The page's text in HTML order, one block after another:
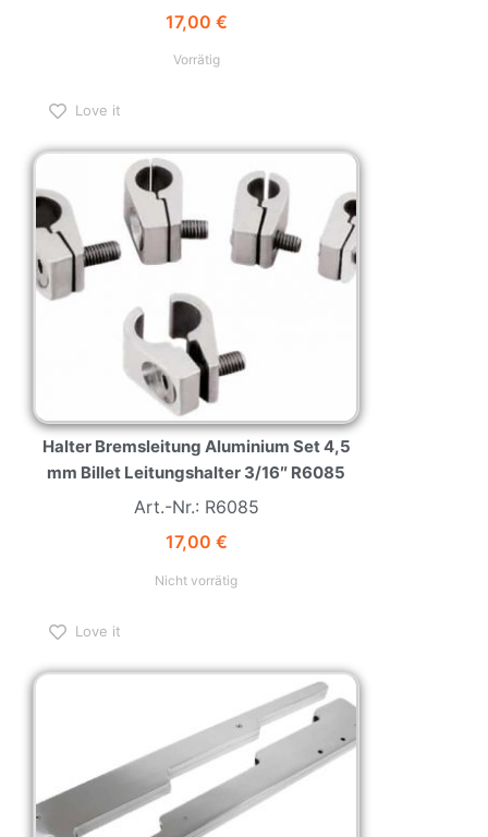
17,00 €
Vorrätig
Love it
Halter Bremsleitung Aluminium Set 4,5
mm Billet Leitungshalter 3/16″ R6085
Art.-Nr.: R6085
17,00 €
Nicht vorrätig
Love it